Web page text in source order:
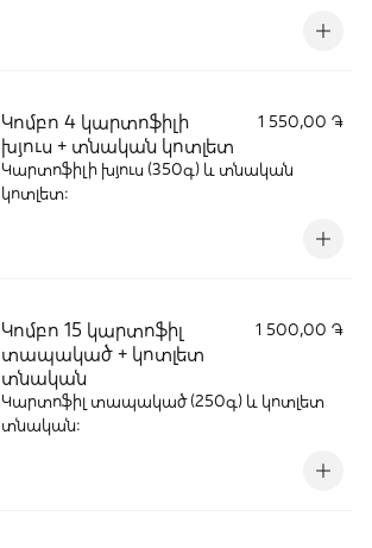
Կոմբո 4 կարտոֆիլի
խյուս + տնական կոտլետ
1 550,00 ֏
Կարտոֆիլի խյուս (350գ) և տնական
կոտլետ։
Կոմբո 15 կարտոֆիլ
տապակած + կոտլետ
տնական
1 500,00 ֏
Կարտոֆիլ տապակած (250գ) և կոտլետ
տնական։